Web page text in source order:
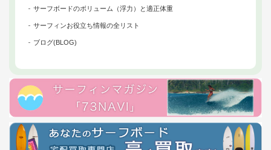
サーフボードのボリューム（浮力）と適正体重
サーフィンお役立ち情報の全リスト
ブログ(BLOG)